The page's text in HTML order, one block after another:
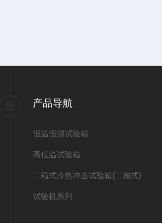
产品导航
恒温恒湿试验箱
高低温试验箱
二箱式冷热冲击试验箱(二厢式)
试验机系列